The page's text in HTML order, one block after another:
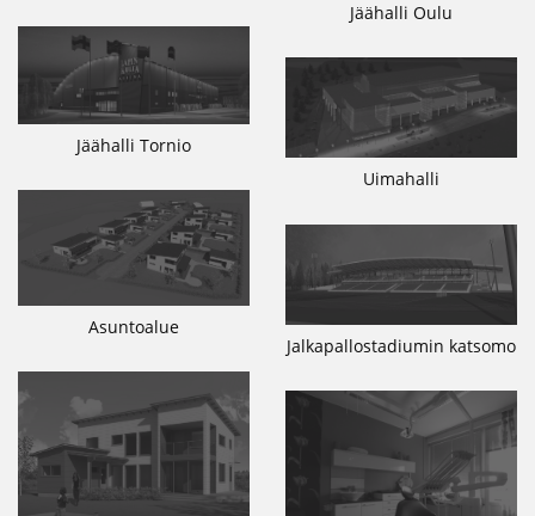
Jäähalli Oulu
Jäähalli Tornio
Uimahalli
Asuntoalue
Jalkapallostadiumin katsomo